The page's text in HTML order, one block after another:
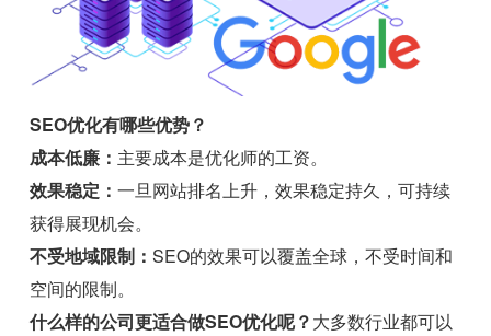
SEO优化有哪些优势？
成本低廉： 主要成本是优化师的工资。
效果稳定：一旦网站排名上升，效果稳定持久，可持续
获得展现机会。
不受地域限制：SEO的效果可以覆盖全球，不受时间和
空间的限制。
什么样的公司更适合做SEO优化呢？大多数行业都可以